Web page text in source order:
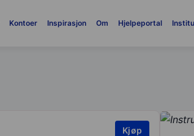
Kontoer Inspirasjon Om Hjelpeportal
Kjøp